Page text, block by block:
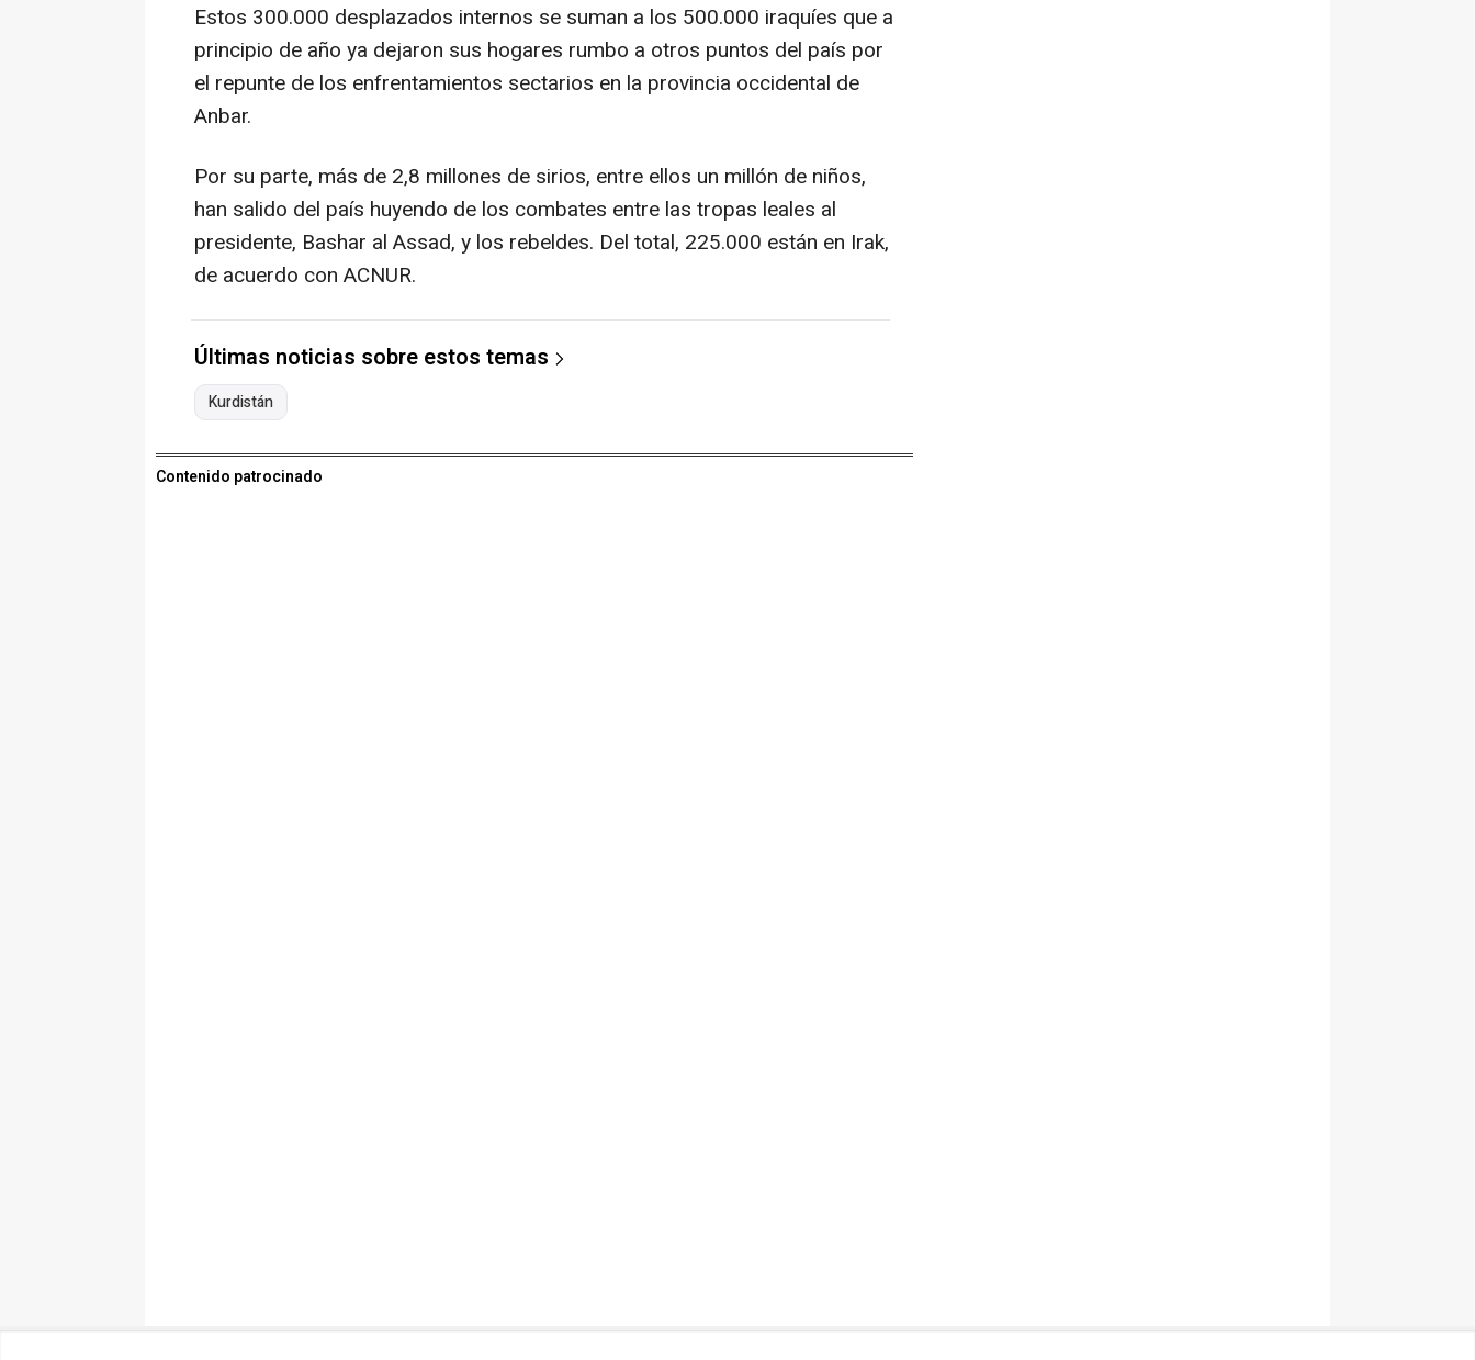
Estos 300.000 desplazados internos se suman a los 500.000 iraquíes que a
principio de año ya dejaron sus hogares rumbo a otros puntos del país por
el repunte de los enfrentamientos sectarios en la provincia occidental de
Anbar.
Por su parte, más de 2,8 millones de sirios, entre ellos un millón de niños,
han salido del país huyendo de los combates entre las tropas leales al
presidente, Bashar al Assad, y los rebeldes. Del total, 225.000 están en Irak,
de acuerdo con ACNUR.
Últimas noticias sobre estos temas
Kurdistán
Contenido patrocinado